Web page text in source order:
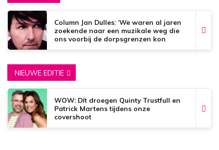
Column Jan Dulles: ‘We waren al jaren
zoekende naar een muzikale weg die
ons voorbij de dorpsgrenzen kon
NIEUWE EDITIE
WOW: Dít droegen Quinty Trustfull en
Patrick Martens tijdens onze
covershoot